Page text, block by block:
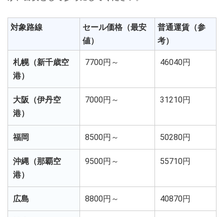
対象路線
セール価格（最安
値）
普通運賃（参
考）
札幌（新千歳空
港）
7700円～ 46040円
大阪（伊丹空
港）
7000円～ 31210円
福岡 8500円～ 50280円
沖縄（那覇空
港）
9500円～ 55710円
広島 8800円～ 40870円